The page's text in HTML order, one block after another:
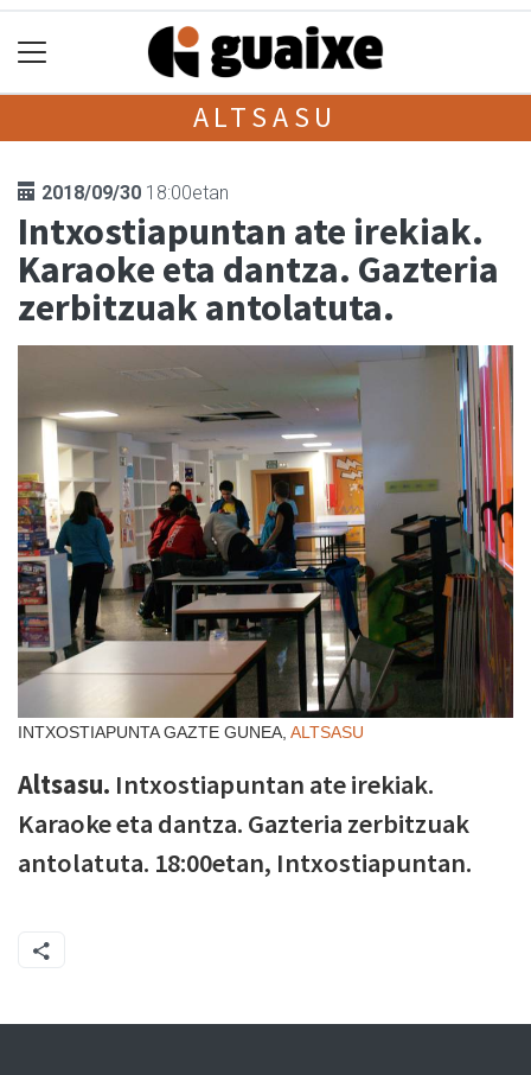
ALTSASU
2018/09/30 18:00etan
Intxostiapuntan ate irekiak.
Karaoke eta dantza. Gazteria
zerbitzuak antolatuta.
INTXOSTIAPUNTA GAZTE GUNEA, ALTSASU
Altsasu. Intxostiapuntan ate irekiak.
Karaoke eta dantza. Gazteria zerbitzuak
antolatuta. 18:00etan, Intxostiapuntan.